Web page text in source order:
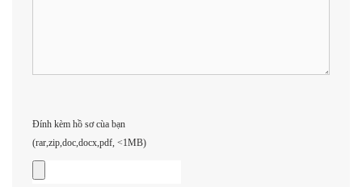
Đính kèm hồ sơ cùa bạn
(rar,zip,doc,docx,pdf, <1MB)